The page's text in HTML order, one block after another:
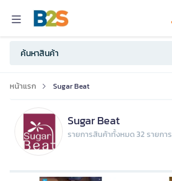
หน้าแรก Sugar Beat
Sugar Beat
รายการสินค้าทั้งหมด 32 รายการ